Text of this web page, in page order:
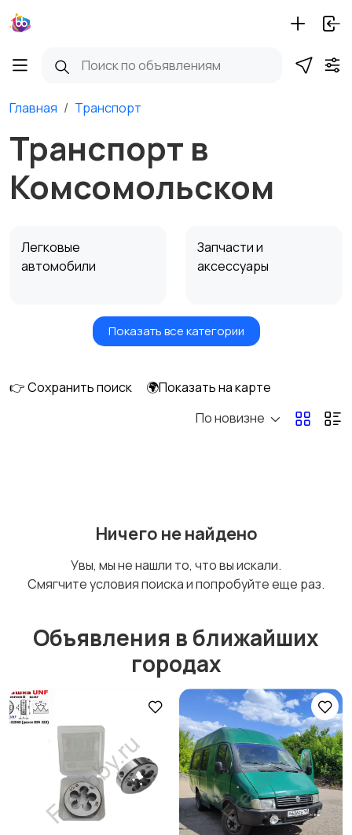
Главная Транспорт
Транспорт в
Комсомольском
Легковые
автомобили
Запчасти и
аксессуары
Водный транспорт Автобусы и грузовики
Спецтехника
колесах
транспорт
Показать все категории
👉 Сохранить поиск
🌍Показать на карте
По новизне
Ничего не найдено
Увы, мы не нашли то, что вы искали.
Смягчите условия поиска и попробуйте еще раз.
Объявления в ближайших
городах